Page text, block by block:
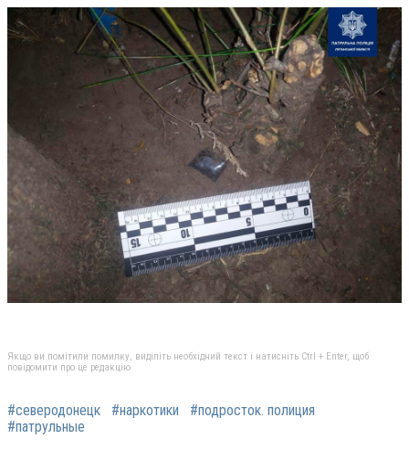
Якщо ви помітили помилку, виділіть необхідний текст і натисніть Ctrl + Enter, щоб
повідомити про це редакцію
#северодонецк #наркотики
#подросток. полиция
#патрульные